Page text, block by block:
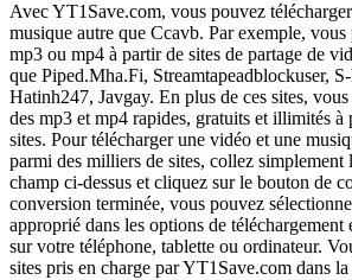
Avec YT1Save.com, vous pouvez
musique autre que Ccavb. Par exemple, vous
mp3 ou mp4 à partir de sites de partage de
que Piped.Mha.Fi, Streamtapeadblockuser,
Hatinh247, Javgay. En plus de ces sites,
des mp3 et mp4 rapides, gratuits et illimités
sites. Pour télécharger une vidéo et une
parmi des milliers de sites, collez simplement
champ ci-dessus et cliquez sur le bouton de
conversion terminée, vous pouvez
approprié dans les options de
sur votre téléphone, tablette ou ordinateur.
sites pris en charge par YT1Save.com dans